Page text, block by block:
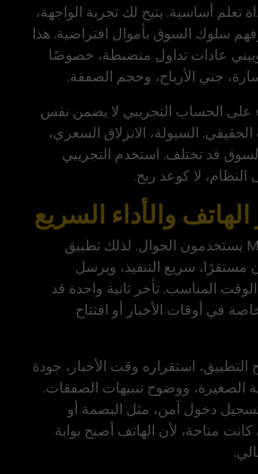
تعلم أساسية. يتيح لك تجربة الواجهة،
وفهم سلوك السوق بأموال افتراضية. هذا
ويبني عادات تداول منضبطة، خصوصًا
جني الأرباح، وحجم الصفقة.
على الحساب التجريبي لا يضمن نفس
السيولة، الانزلاق السعري،
قد تختلف. استخدم التجريبي
النظام، لا كوعد ربح.
والأداء السريع
أغلب متداولي MENA يستخدمون الجوال. لذلك تطبيق
سريع التنفيذ، ويرسل
المناسب. تأخر ثانية واحدة قد
في أوقات الأخبار أو افتتاح
استقراره وقت الأخبار، جودة
الصغيرة، ووضوح تنبيهات الصفقات.
دخول آمن، مثل البصمة أو
كانت متاحة، لأن الهاتف أصبح بوابة